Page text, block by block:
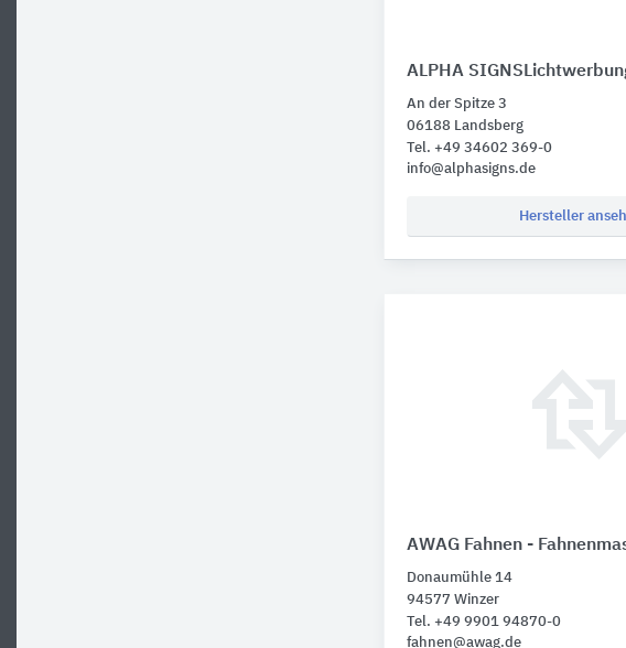
ALPHA
An der Spitze 3
06188 Landsberg
Tel. +49 34602 369-0
info@alphasigns.de
Hersteller
AWAG Fahnen -
Donaumühle 14
94577 Winzer
Tel. +49 9901 94870-0
fahnen@awag.de